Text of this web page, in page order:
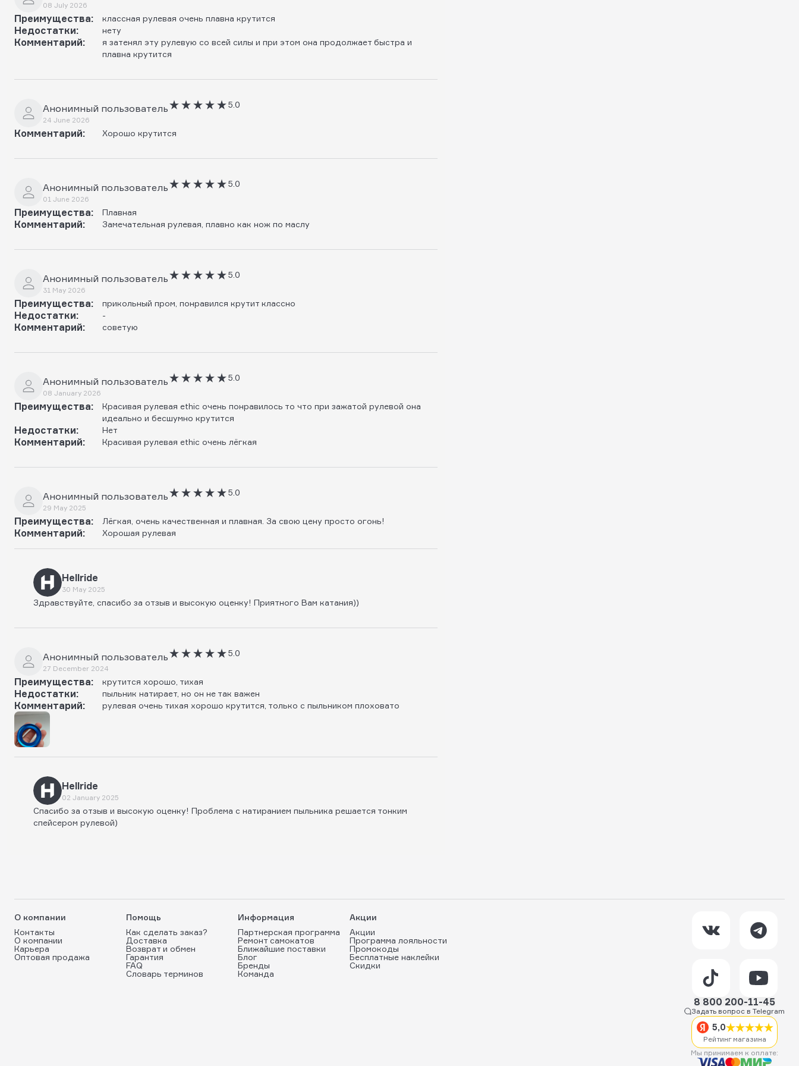
08 July 2026
Преимущества: классная рулевая очень плавна крутится
Недостатки: нету
Комментарий:
я затенял эту рулевую со всей силы и при этом она продолжает быстра и
плавна крутится
Анонимный пользователь
24 June 2026
5.0
Комментарий: Хорошо крутится
Анонимный пользователь
01 June 2026
5.0
Преимущества: Плавная
Комментарий: Замечательная рулевая, плавно как нож по маслу
Анонимный пользователь
31 May 2026
5.0
Преимущества: прикольный пром, понравился крутит классно
Недостатки: -
Комментарий: советую
Анонимный пользователь
08 January 2026
5.0
Преимущества:
Красивая рулевая ethic очень понравилось то что при зажатой рулевой она
идеально и бесшумно крутится
Недостатки: Нет
Комментарий: Красивая рулевая ethic очень лёгкая
Анонимный пользователь
29 May 2025
5.0
Преимущества: Лёгкая, очень качественная и плавная. За свою цену просто огонь!
Комментарий: Хорошая рулевая
Hellride
30 May 2025
Здравствуйте, спасибо за отзыв и высокую оценку! Приятного Вам катания))
Анонимный пользователь
27 December 2024
5.0
Преимущества: крутится хорошо, тихая
Недостатки: пыльник натирает, но он не так важен
Комментарий: рулевая очень тихая хорошо крутится, только с пыльником плоховато
Hellride
02 January 2025
Спасибо за отзыв и высокую оценку! Проблема с натиранием пыльника решается тонким
спейсером рулевой)
О компании
Контакты
О компании
Карьера
Оптовая продажа
Помощь
Как сделать заказ?
Доставка
Возврат и обмен
Гарантия
FAQ
Словарь терминов
Информация
Партнерская программа
Ремонт самокатов
Ближайшие поставки
Блог
Бренды
Команда
Акции
Акции
Программа лояльности
Промокоды
Бесплатные наклейки
Скидки
8 800 200-11-45
Задать вопрос в Telegram
5,0
Рейтинг магазина
Мы принимаем к оплате: